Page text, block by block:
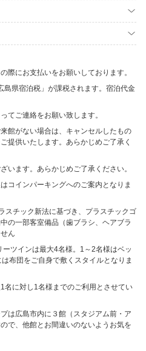
際にお支払いをお願いしております。
島県宿泊税」が課税されます。宿泊代金
てご連絡をお願い致します。
館がない場合は、キャンセルしたもの
提供いたします。あらかじめご了承く
います。あらかじめご了承ください。
コインパーキングへのご案内となりま
スチック新法に基づき、プラスチックゴ
の一部客室備品（歯ブラシ、ヘアブラ
ん
ーツインは最大4名様。1～2名様はベッ
布団をご自身で敷くスタイルとなりま
名に対し1名様までのご利用とさせてい
は広島市内に３館（スタジアム前・ア
で、他館とお間違いのないようお気を